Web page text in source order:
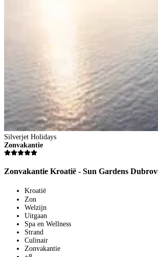
Silverjet Holidays
Zonvakantie
Zonvakantie Kroatië - Sun Gardens
Kroatië
Zon
Welzijn
Uitgaan
Spa en Wellness
Strand
Culinair
Zonvakantie